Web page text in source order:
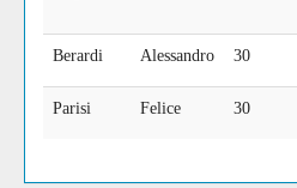
Berardi Alessandro 30
Parisi Felice 30